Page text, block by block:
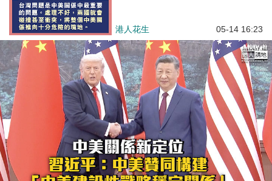
港人花生 05-14 16:23